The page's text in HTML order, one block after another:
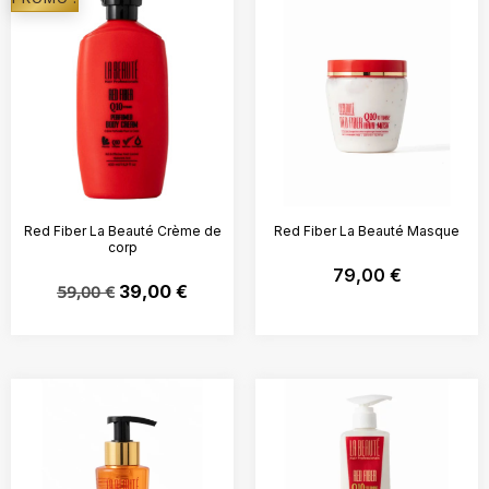
Red Fiber La Beauté Crème de
corp
59,00€ 39,00 €
Red Fiber La Beauté Masque
79,00 €